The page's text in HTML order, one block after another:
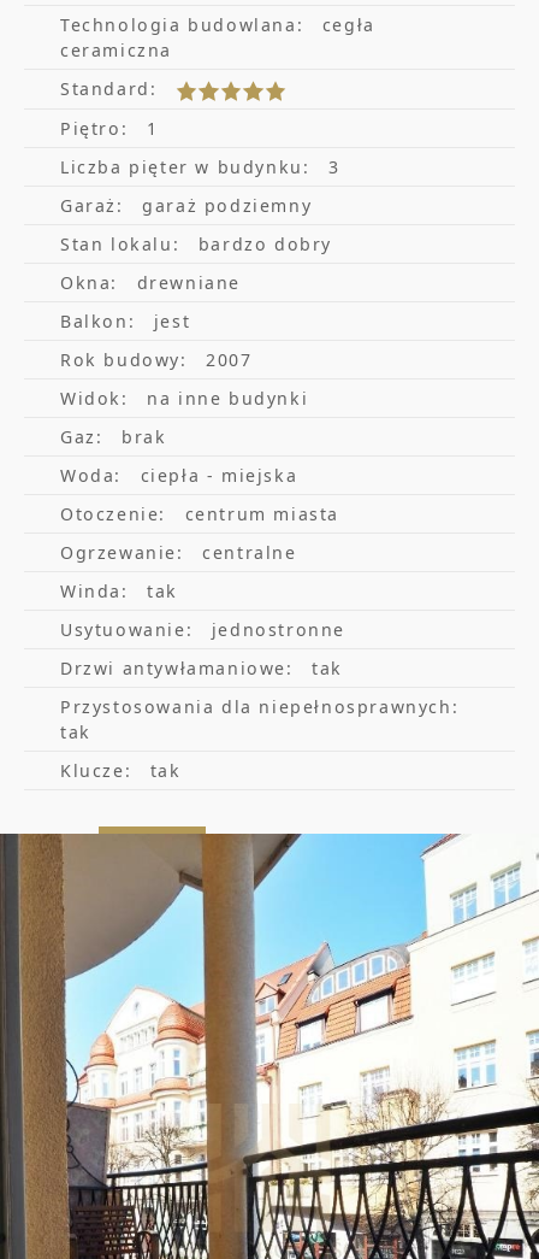
rozkładana kanapa
Sypialnia I z podwójnym łóżkiem
Łazienka z prysznicem.
Na wyposażeniu min. pralka, zmywarka,
zastawa stołowa, zastawa kuchenna, płyta
indukcyjna, żelazko, 2 TV, czajnik,
mikrofalówka. Uwaga:brak piekarnika.
Zamknięte osiedle z ochroną w samym
Informacje dodatkowe :
Goście mają wyłączny dostęp do całego
apartamentu.
W cenie WiFi, Pościel, Ręczniki, Galanteria
Hotelowa.
Samodzielne zameldowanie. Doba Hotelowa
Wystawiamy FV, prosimy o informację o NIP
przed przyjazdem.
Istnieje możliwość wypożyczenia:
- łóżeczka dziecięcego składanego z
materacem / krzesełka do karmienia
/nocnika / wanienki.
Technologia budowlana:
cegła
ceramiczna
Standard:
Piętro:
1
Liczba pięter w budynku:
3
Garaż:
garaż podziemny
Stan lokalu:
bardzo dobry
Okna:
drewniane
Balkon:
jest
Rok budowy:
2007
Widok:
na inne budynki
Gaz:
brak
Woda:
ciepła - miejska
Otoczenie:
centrum miasta
Ogrzewanie:
centralne
Winda:
tak
Usytuowanie:
jednostronne
Drzwi antywłamaniowe:
tak
Przystosowania dla niepełnosprawnych:
tak
Klucze:
tak